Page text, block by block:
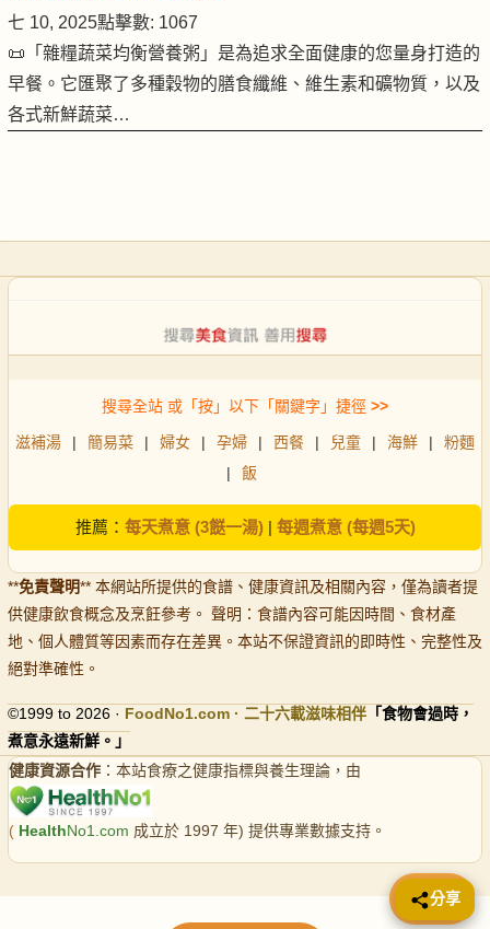
七 10, 2025點擊數: 1067
📜「雜糧蔬菜均衡營養粥」是為追求全面健康的您量身打造的
早餐。它匯聚了多種穀物的膳食纖維、維生素和礦物質，以及
各式新鮮蔬菜…
搜尋全站 或「按」以下「關鍵字」捷徑 >>
滋補湯 | 簡易菜 | 婦女 | 孕婦 | 西餐 | 兒童 | 海鮮 |
粉麵
|
飯
推薦： 每天煮意 (3餸一湯)| 每週煮意 (每週5天)
**免責聲明** 本網站所提供的食譜、健康資訊及相關內容，僅為讀者提
供健康飲食概念及烹飪參考。 聲明：食譜內容可能因時間、食材產
地、個人體質等因素而存在差異。本站不保證資訊的即時性、完整性及
絕對準確性。
©1999 to 2026 · FoodNo1.com · 二十六載滋味相伴 「食物會過時，
煮意永遠新鮮。」
健康資源合作 ：本站食療之健康指標與養生理論，由
( HealthNo1.com 成立於 1997 年) 提供專業數據支持。
📤 分享
分享